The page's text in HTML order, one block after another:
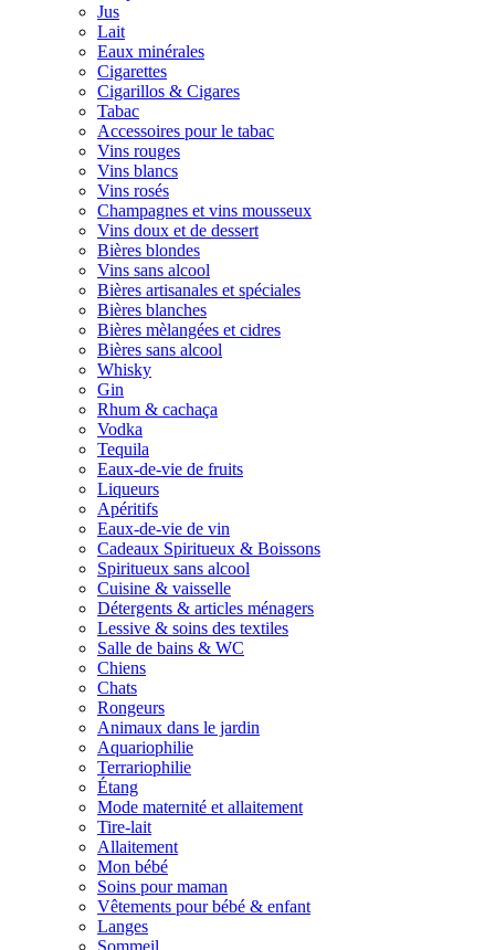
Jus
Lait
Eaux minérales
Cigarettes
Cigarillos & Cigares
Tabac
Accessoires pour le tabac
Vins rouges
Vins blancs
Vins rosés
Champagnes et vins mousseux
Vins doux et de dessert
Bières blondes
Vins sans alcool
Bières artisanales et spéciales
Bières blanches
Bières mèlangées et cidres
Bières sans alcool
Whisky
Gin
Rhum & cachaça
Vodka
Tequila
Eaux-de-vie de fruits
Liqueurs
Apéritifs
Eaux-de-vie de vin
Cadeaux Spiritueux & Boissons
Spiritueux sans alcool
Cuisine & vaisselle
Détergents & articles ménagers
Lessive & soins des textiles
Salle de bains & WC
Chiens
Chats
Rongeurs
Animaux dans le jardin
Aquariophilie
Terrariophilie
Étang
Mode maternité et allaitement
Tire-lait
Allaitement
Mon bébé
Soins pour maman
Vêtements pour bébé & enfant
Langes
Sommeil